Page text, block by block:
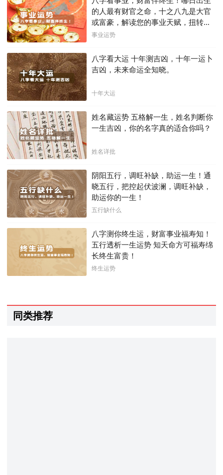
的人最有财官之命，十之八九是大官
或富豪，解读您的事业天赋，扭转当
下不利困局！！
事业运势
八字看大运 十年测吉凶，十年一运卜
吉凶，未来命运全知晓。
十年大运
姓名藏运势 五格解一生，姓名判断你
一生吉凶，你的名字真的适合你吗？
姓名详批
阴阳五行，调旺补缺，助运一生！通
晓五行，把控起伏波澜，调旺补缺，
助运你的一生！
五行缺什么
八字测你终生运，财富事业福寿知！
五行透析一生运势 知天命方可福寿绵
长终生富贵！
终生运势
同类推荐